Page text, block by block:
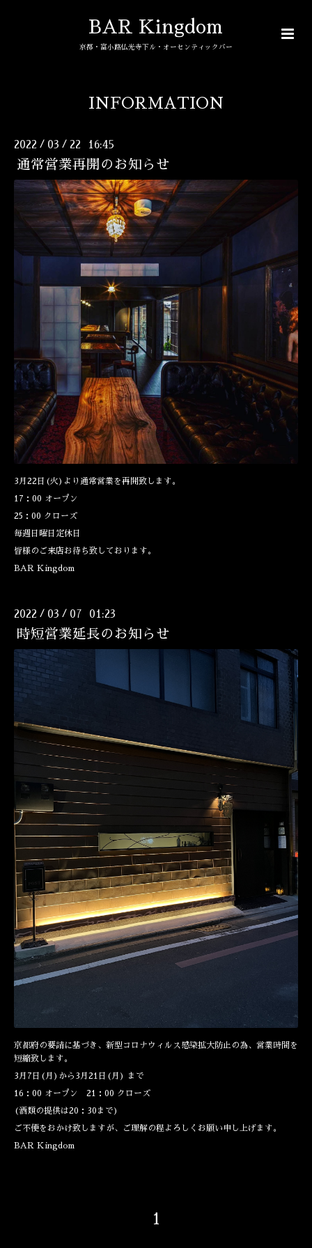
BAR Kingdom
京都・富小路仏光寺下ル・オーセンティックバー
INFORMATION
2022 / 03 / 22 16:45
通常営業再開のお知らせ
3月22日(火)より通常営業を再開致します。
17：00 オープン
25：00 クローズ
毎週日曜日定休日
皆様のご来店お待ち致しております。
BAR Kingdom
2022 / 03 / 07 01:23
時短営業延長のお知らせ
京都府の要請に基づき、新型コロナウィルス感染拡大防止の為、営業時間を
短縮致します。
3月7日(月)から3月21日(月) まで
16：00 オープン 21：00 クローズ
(酒類の提供は20：30まで)
ご不便をおかけ致しますが、ご理解の程よろしくお願い申し上げます。
BAR Kingdom
1